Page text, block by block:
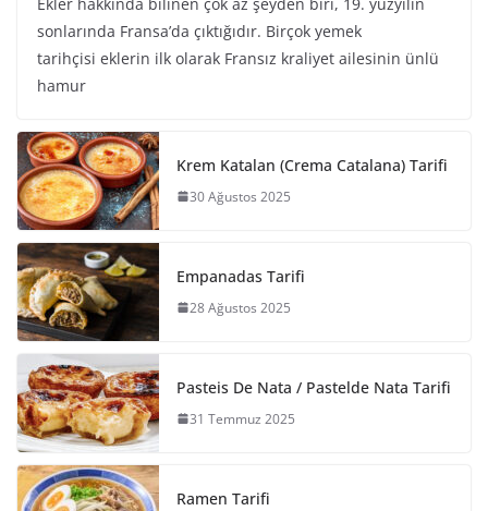
sonlarında Fransa’da çıktığıdır. Birçok yemek
tarihçisi eklerin ilk olarak Fransız kraliyet ailesinin ünlü
hamur
Krem Katalan (Crema Catalana) Tarifi
30 Ağustos 2025
Empanadas Tarifi
28 Ağustos 2025
Pasteis De Nata / Pastelde Nata Tarifi
31 Temmuz 2025
Ramen Tarifi